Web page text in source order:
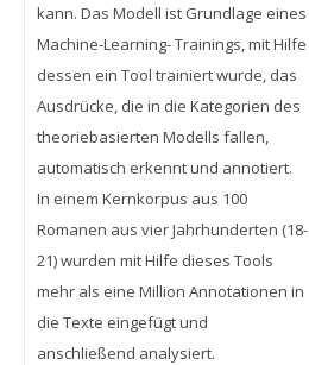
kann. Das Modell ist Grundlage eines
Machine-Learning- Trainings, mit Hilfe
dessen ein Tool trainiert wurde, das
Ausdrücke, die in die Kategorien des
theoriebasierten Modells fallen,
automatisch erkennt und annotiert.
In einem Kernkorpus aus 100
Romanen aus vier Jahrhunderten (18-
21) wurden mit Hilfe dieses Tools
mehr als eine Million Annotationen in
die Texte eingefügt und
anschließend analysiert.